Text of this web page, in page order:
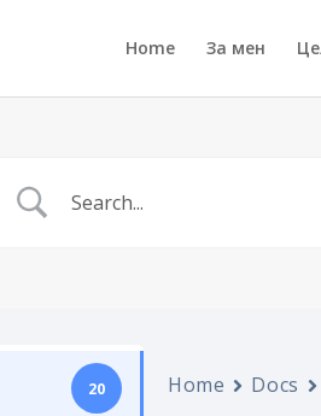
Home За мен
20 Home Docs